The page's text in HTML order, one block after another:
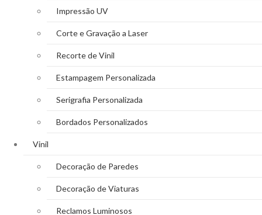
Impressão UV
Corte e Gravação a Laser
Recorte de Vinil
Estampagem Personalizada
Serigrafia Personalizada
Bordados Personalizados
Vinil
Decoração de Paredes
Decoração de Viaturas
Reclamos Luminosos